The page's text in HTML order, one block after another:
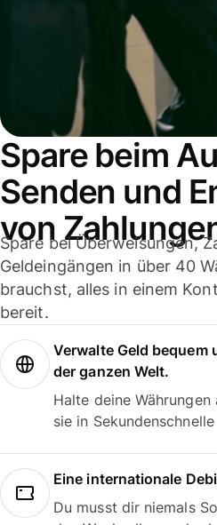
Spare beim
Senden und
von
Spare bei Überweisungen,
Geldeingängen in über 40
brauchst, alles in einem
bereit.
Verwalte Geld bequem
der ganzen Welt.
Halte deine
sie in Sekundenschnelle
Eine internationale
Du musst dir niemals